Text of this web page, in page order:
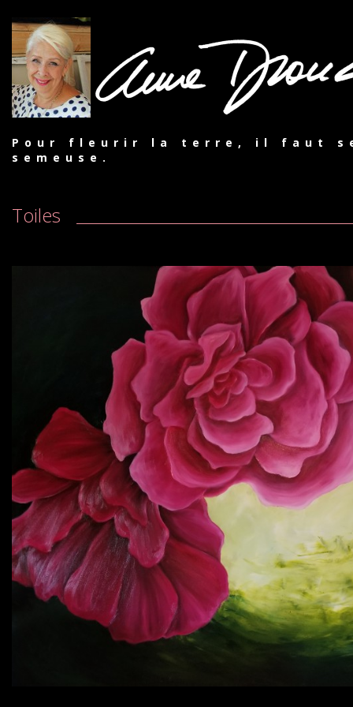
Pour fleurir la terre, il faut
semeuse.
Toiles